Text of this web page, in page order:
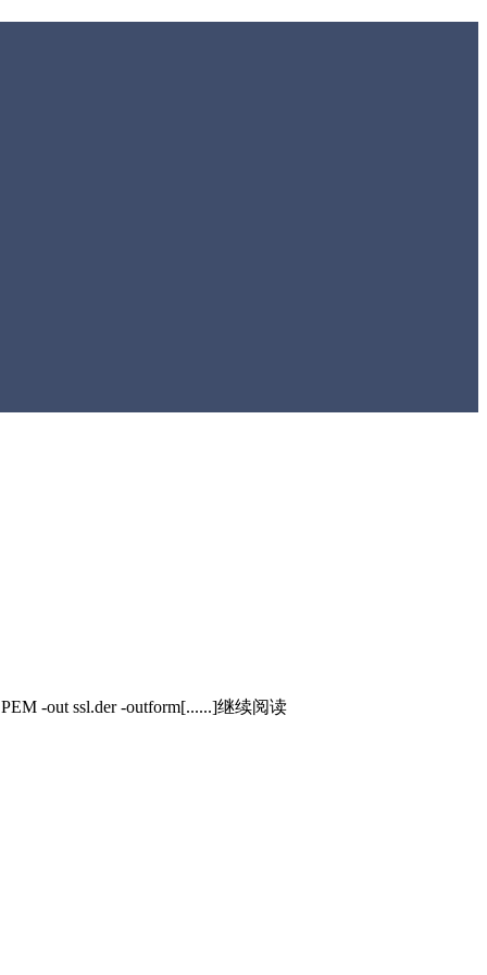
-out ssl.der -outform[......]继续阅读